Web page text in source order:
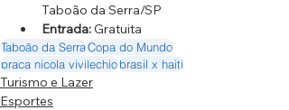
Taboão da Serra/SP
Entrada: Gratuita
Taboão da SerraCopa do Mundo
praca nicola vivilechiobrasil x haiti
Turismo e Lazer
Esportes